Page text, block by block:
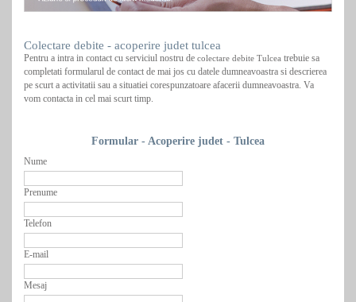
Colectare debite - acoperire judet tulcea
Pentru a intra in contact cu serviciul nostru de colectare debite Tulcea trebuie sa
completati formularul de contact de mai jos cu datele dumneavoastra si descrierea
pe scurt a activitatii sau a situatiei corespunzatoare afacerii dumneavoastra. Va
vom contacta in cel mai scurt timp.
Formular - Acoperire judet - Tulcea
Nume
Prenume
Telefon
E-mail
Mesaj